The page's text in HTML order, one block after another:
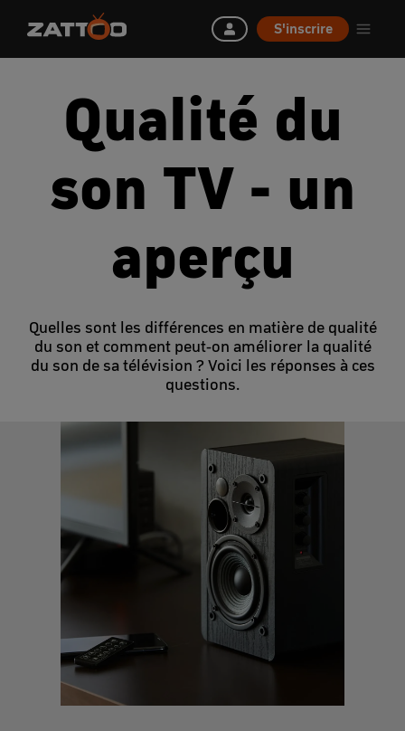
S'inscrire
Qualité du
son TV - un
aperçu
Quelles sont les différences en matière de qualité
du son et comment peut-on améliorer la qualité
du son de sa télévision ? Voici les réponses à ces
questions.